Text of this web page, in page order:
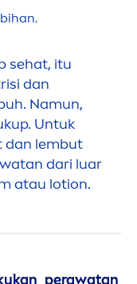
sehat, itu
dan
Namun,
Untuk
dan lembut
dari luar
atau lotion.
perawatan